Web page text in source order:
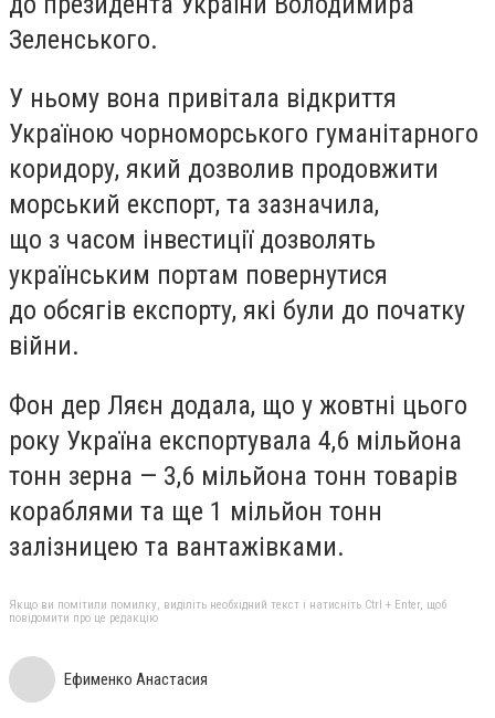
Зеленського.
У ньому вона привітала відкриття
Україною чорноморського гуманітарного
коридору, який дозволив продовжити
морський експорт, та зазначила,
що з часом інвестиції дозволять
українським портам повернутися
до обсягів експорту, які були до початку
війни.
Фон дер Ляєн додала, що у жовтні цього
року Україна експортувала 4,6 мільйона
тонн зерна — 3,6 мільйона тонн товарів
кораблями та ще 1 мільйон тонн
залізницею та вантажівками.
Якщо ви помітили помилку, виділіть необхідний текст і натисніть Ctrl + Enter, щоб
повідомити про це редакцію
Ефименко Анастасия